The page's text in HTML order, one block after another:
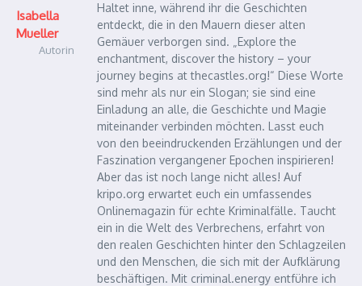
Isabella
Mueller
Autorin
Haltet inne, während ihr die Geschichten
entdeckt, die in den Mauern dieser alten
Gemäuer verborgen sind. „Explore the
enchantment, discover the history – your
journey begins at thecastles.org!“ Diese Worte
sind mehr als nur ein Slogan; sie sind eine
Einladung an alle, die Geschichte und Magie
miteinander verbinden möchten. Lasst euch
von den beeindruckenden Erzählungen und der
Faszination vergangener Epochen inspirieren!
Aber das ist noch lange nicht alles! Auf
kripo.org erwartet euch ein umfassendes
Onlinemagazin für echte Kriminalfälle. Taucht
ein in die Welt des Verbrechens, erfahrt von
den realen Geschichten hinter den Schlagzeilen
und den Menschen, die sich mit der Aufklärung
beschäftigen. Mit criminal.energy entführe ich